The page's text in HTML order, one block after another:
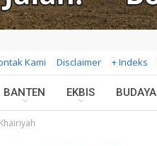
Kami Disclaimer + Indeks
BANTEN EKBIS BUDAYA